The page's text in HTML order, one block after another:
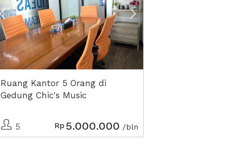
Ruang Kantor 5 Orang di
Gedung Chic's Music
5 Rp 5.000.000 /bln